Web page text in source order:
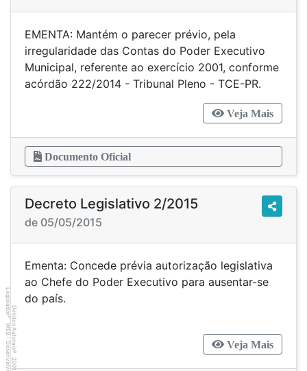
EMENTA: Mantém o parecer prévio, pela
irregularidade das Contas do Poder Executivo
Municipal, referente ao exercício 2001, conforme
acórdão 222/2014 - Tribunal Pleno - TCE-PR.
Veja Mais
Documento Oficial
Decreto Legislativo 2/2015
de 05/05/2015
Ementa: Concede prévia autorização legislativa
ao Chefe do Poder Executivo para ausentar-se
do país.
Veja Mais
Direitos Autorais
©
2001
Legislador
®
WEB - Desenvolvido por